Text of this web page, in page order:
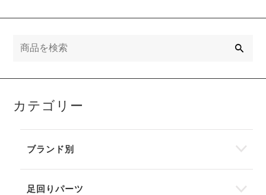
カテゴリー
ブランド別
足回りパーツ